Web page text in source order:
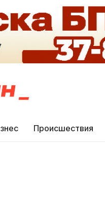
Происшествия